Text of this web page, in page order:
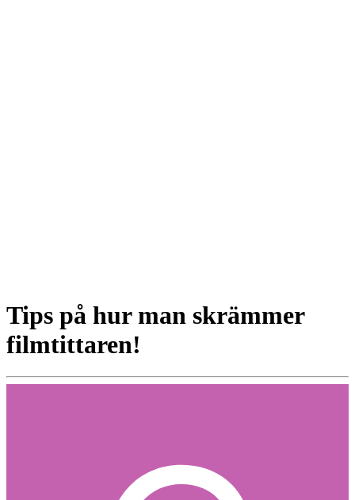
Tips på hur man skrämmer
filmtittaren!